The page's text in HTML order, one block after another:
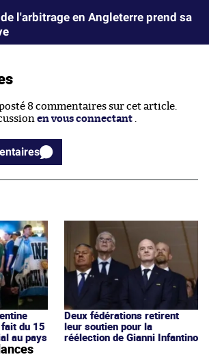
l'arbitrage en Angleterre prend sa
8 commentaires sur cet article.
en vous connectant
du 15
au pays
Deux fédérations retirent
leur soutien pour la
réélection de Gianni Infantino